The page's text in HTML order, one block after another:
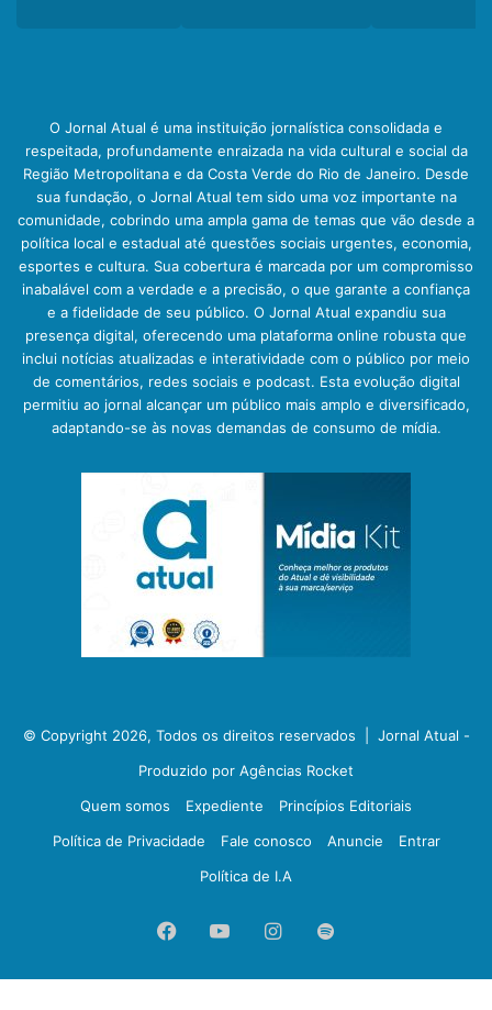
O Jornal Atual é uma instituição jornalística consolidada e
respeitada, profundamente enraizada na vida cultural e social da
Região Metropolitana e da Costa Verde do Rio de Janeiro. Desde
sua fundação, o Jornal Atual tem sido uma voz importante na
comunidade, cobrindo uma ampla gama de temas que vão desde a
política local e estadual até questões sociais urgentes, economia,
esportes e cultura. Sua cobertura é marcada por um compromisso
inabalável com a verdade e a precisão, o que garante a confiança
e a fidelidade de seu público. O Jornal Atual expandiu sua
presença digital, oferecendo uma plataforma online robusta que
inclui notícias atualizadas e interatividade com o público por meio
de comentários, redes sociais e podcast. Esta evolução digital
permitiu ao jornal alcançar um público mais amplo e diversificado,
adaptando-se às novas demandas de consumo de mídia.
© Copyright 2026, Todos os direitos reservados | Jornal Atual -
Produzido por Agências Rocket
Quem somos
Expediente
Princípios Editoriais
Política de Privacidade
Fale conosco Anuncie
Entrar
Política de I.A
FacebookYouTubeInstagram
Spotify